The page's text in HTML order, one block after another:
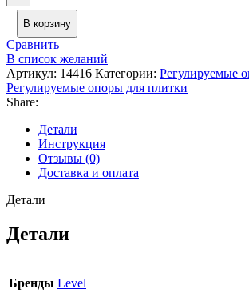
В корзину
Сравнить
В список желаний
Артикул: 14416 Категории: Регулируемые
Регулируемые опоры для плитки
Share:
Детали
Инструкция
Отзывы (0)
Доставка и оплата
Детали
Детали
Бренды Level